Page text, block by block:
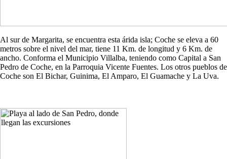
Al sur de Margarita, se encuentra esta árida isla; Coche se eleva a 60
metros sobre el nivel del mar, tiene 11 Km. de longitud y 6 Km. de
ancho. Conforma el Municipio Villalba, teniendo como Capital a San
Pedro de Coche, en la Parroquia Vicente Fuentes. Los otros pueblos de
Coche son El Bichar, Guinima, El Amparo, El Guamache y La Uva.